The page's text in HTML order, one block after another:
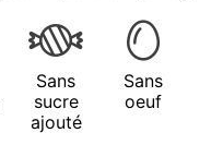
Sans
sucre
ajouté
Sans
oeuf